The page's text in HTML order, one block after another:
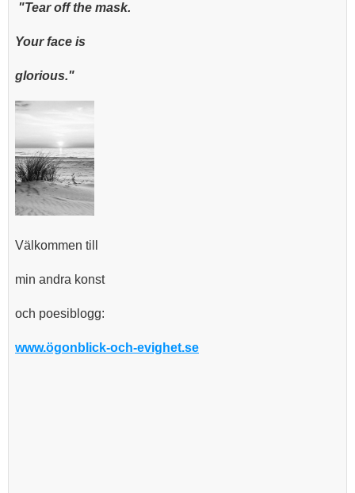
"Tear off the mask.
Your face is
glorious."
Välkommen till
min andra konst
och poesiblogg:
www.ögonblick-och-evighet.se